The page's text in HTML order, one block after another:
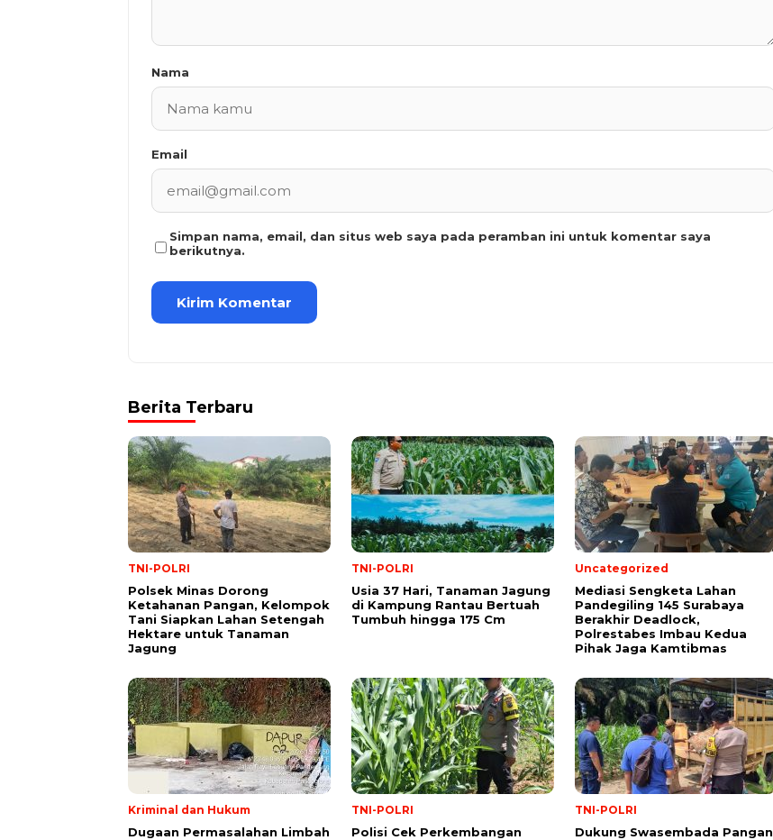
Nama
Email
Simpan nama, email, dan situs web saya pada peramban ini untuk komentar saya
berikutnya.
Berita Terbaru
TNI-POLRI
Polsek Minas Dorong
Ketahanan Pangan, Kelompok
Tani Siapkan Lahan Setengah
Hektare untuk Tanaman
Jagung
TNI-POLRI
Usia 37 Hari, Tanaman Jagung
di Kampung Rantau Bertuah
Tumbuh hingga 175 Cm
Uncategorized
Mediasi Sengketa Lahan
Pandegiling 145 Surabaya
Berakhir Deadlock,
Polrestabes Imbau Kedua
Pihak Jaga Kamtibmas
Kriminal dan Hukum
Dugaan Permasalahan Limbah
TNI-POLRI
Polisi Cek Perkembangan
TNI-POLRI
Dukung Swasembada Pangan